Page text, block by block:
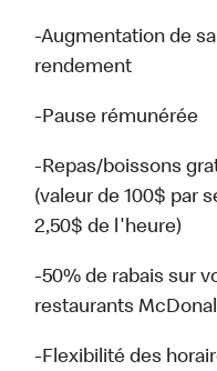
-Augmentation de
rendement
-Pause rémunérée
-Repas/boissons
(valeur de 100$ par
2,50$ de l'heure)
-50% de rabais sur
restaurants
-Flexibilité des